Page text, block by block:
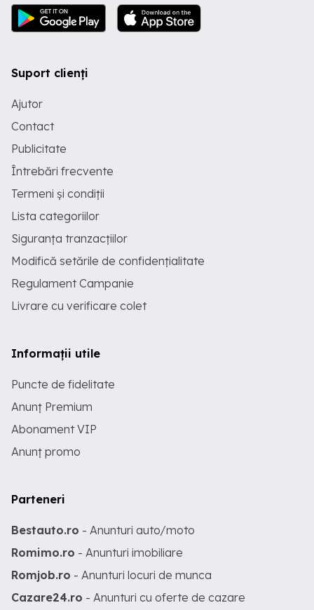
Suport clienți
Ajutor
Contact
Publicitate
Întrebări frecvente
Termeni și condiții
Lista categoriilor
Siguranța tranzacțiilor
Modifică setările de confidențialitate
Regulament Campanie
Livrare cu verificare colet
Informații utile
Puncte de fidelitate
Anunț Premium
Abonament VIP
Anunț promo
Parteneri
Bestauto.ro - Anunturi auto/moto
Romimo.ro - Anunturi imobiliare
Romjob.ro - Anunturi locuri de munca
Cazare24.ro - Anunturi cu oferte de cazare